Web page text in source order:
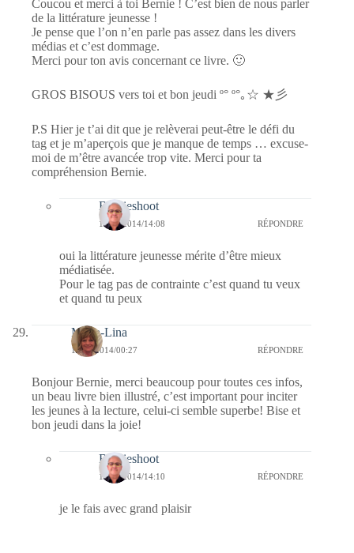
Coucou et merci à toi Bernie ! C’est bien de nous parler
de la littérature jeunesse !
Je pense que l’on n’en parle pas assez dans les divers
médias et c’est dommage.
Merci pour ton avis concernant ce livre. 🙂
GROS BISOUS vers toi et bon jeudi º° º°｡☆ ★彡
P.S Hier je t’ai dit que je relèverai peut-être le défi du
tag et je m’aperçois que je manque de temps … excuse-
moi de m’être avancée trop vite. Merci pour ta
compréhension Bernie.
Bernieshoot
16/11/2014/14:08 RÉPONDRE
oui la littérature jeunesse mérite d’être mieux
médiatisée.
Pour le tag pas de contrainte c’est quand tu veux
et quand tu peux
Maria-Lina
13/11/2014/00:27 RÉPONDRE
Bonjour Bernie, merci beaucoup pour toutes ces infos,
un beau livre bien illustré, c’est important pour inciter
les jeunes à la lecture, celui-ci semble superbe! Bise et
bon jeudi dans la joie!
Bernieshoot
16/11/2014/14:10 RÉPONDRE
je le fais avec grand plaisir